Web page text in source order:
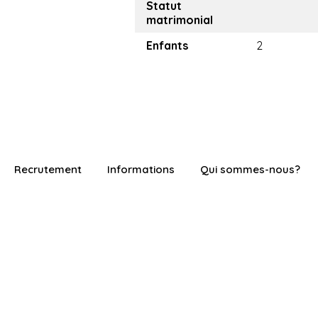
Statut
matrimonial
Enfants
2
Recrutement Informations Qui sommes-nous?